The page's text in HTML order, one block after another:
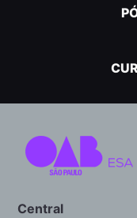
Central